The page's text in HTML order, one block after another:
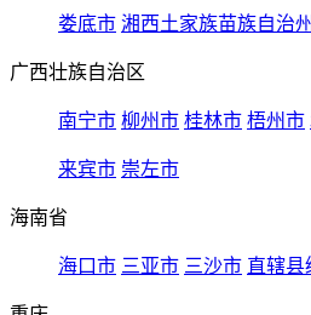
娄底市 湘西土家族苗族自治州
广西壮族自治区
南宁市 柳州市 桂林市 梧州市
来宾市 崇左市
海南省
海口市 三亚市 三沙市 直辖县